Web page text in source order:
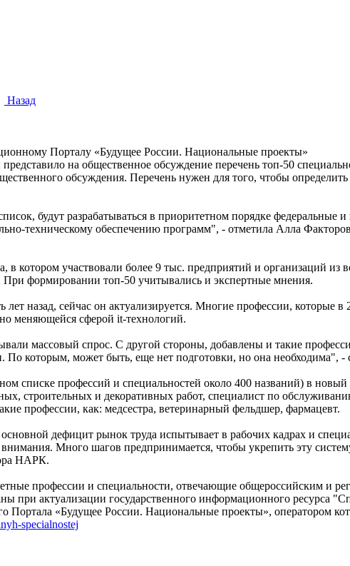
Назад
Порталу «Будущее России. Национальные проекты»
на общественное обсуждение перечень топ-50
обсуждения. Перечень нужен для того, чтобы
будут разрабатываться в приоритетном порядке федеральные
техническому обеспечению программ", - отметила Алла
котором участвовали более 9 тыс. предприятий и организаций
При формировании топ-50 учитывались и экспертные мнения.
назад, сейчас он актуализируется. Многие профессии,
меняющейся сферой it-технологий.
массовый спрос. С другой стороны, добавлены и такие
которым, может быть, еще нет подготовки, но она необходима", -
списке профессий и специальностей около 400 названий) в
строительных и декоративных работ, специалист по
профессии, как: медсестра, ветеринарный фельдшер, фармацевт.
дефицит рынок труда испытывает в рабочих кадрах и
Много шагов предпринимается, чтобы укрепить эту
НАРК.
профессии и специальности, отвечающие общероссийским и
при актуализации государственного информационного ресурса
Портала «Будущее России. Национальные проекты», оператором
specialnostej